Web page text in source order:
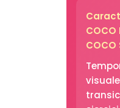
COCO
COCO